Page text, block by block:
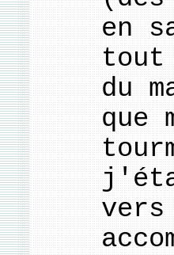
en
du
que